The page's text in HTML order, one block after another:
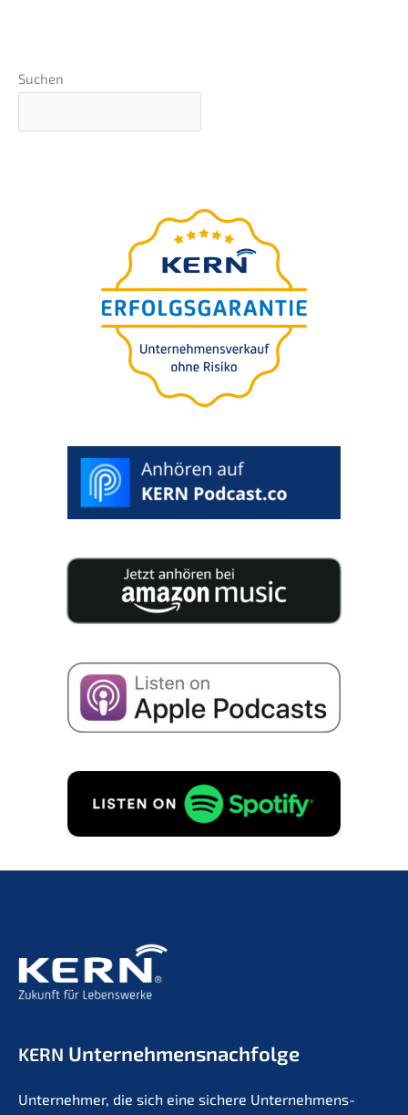
Suchen
ultimative Ratgeber
für Ihre Unternehmens-
nachfolge
geballtes Wissen für Ihre Unternehmensnachfolge.
gemäßDatenschutzerklärungzu.
GRATIS ANFORDERN!
KERN Unternehmens­nachfolge
Unter­neh­mer, die sich eine siche­re Unternehmens­